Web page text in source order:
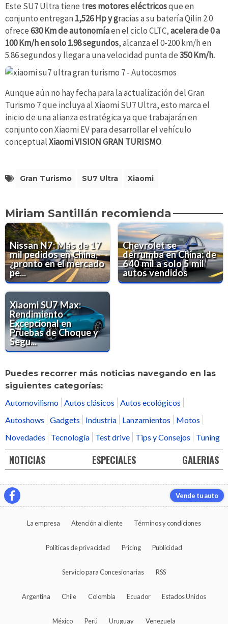
Este SU7 Ultra tiene tres motores eléctricosque en
conjunto entregan 1,526 Hp y gracias a su batería Qilin 2.0
ofrece630 Km de autonomíaen el ciclo CLTC,acelera de 0 a
100 Km/h en solo 1.98 segundos, alcanza el 0-200 km/h en
5.86 segundos y llegar a una velocidad punta de350 Km/h.
Aunque aún no hay fecha para la actualización del Gran
Turismo 7 que incluya al Xiaomi SU7 Ultra, esto marca el
inicio de una alianza estratégica ya que trabajarán en
conjunto con Xiaomi EV para desarrollar el vehículo
conceptualXiaomi VISION GRAN TURISMO.
Gran Turismo SU7 Ultra Xiaomi
Miriam Santillán recomienda
Nissan N7: Más de 17
mil pedidos en China,
¿pronto en el mercado
pe...
Chevrolet se
derrumba en China: de
640 mil a solo 5 mil
autos vendidos
Xiaomi SU7 Max:
Rendimiento
Excepcional en
Pruebas de Choque y
Segu...
Puedes recorrer más noticias navegando en las
siguientes categorías:
Automovilismo Autos clásicos
Autos ecológicos
Autoshows
Gadgets Industria Lanzamientos
Motos
Novedades
Tecnología Test drive Tips y Consejos Tuning
NOTICIAS ESPECIALES GALERIAS
Vende tu auto
La empresa Atención al cliente Términos y condiciones
Políticas de privacidad Pricing Publicidad
Servicio para Concesionarias RSS
Argentina Chile Colombia Ecuador Estados Unidos
México Perú Uruguay Venezuela